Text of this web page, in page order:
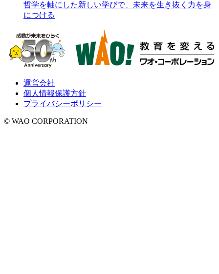
哲学を軸にした新しい学びで、未来を生き抜く力を身
につける
運営会社
個人情報保護方針
プライバシーポリシー
© WAO CORPORATION